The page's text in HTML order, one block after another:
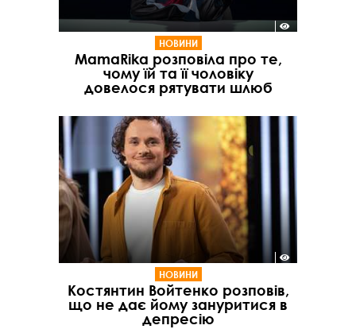
НОВИНИ
MamaRika розповіла про те,
чому їй та її чоловіку
довелося рятувати шлюб
НОВИНИ
Костянтин Войтенко розповів,
що не дає йому зануритися в
депресію